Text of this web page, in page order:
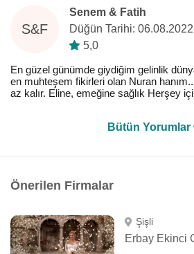
S&F
Senem & Fatih
Düğün Tarihi: 06.08.2022
5,0
En güzel günümde giydiğim gelinlik
en muhteşem fikirleri olan Nuran
az kalır. Eline, emeğine sağlık Herşey
Bütün Yorumlar
Önerilen Firmalar
Şişli